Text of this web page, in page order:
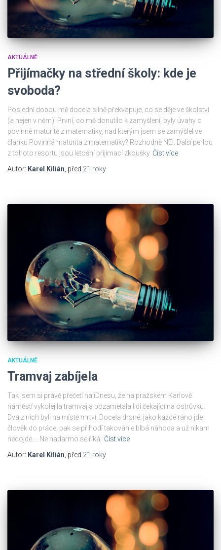
AKTUÁLNĚ
Přijímačky na střední školy: kde je
svoboda?
Poslední dobou mě docela silně překvapuje, co se děje ve školství
(a nejen v něm). První, co mě donutilo k zamyšlení, byly úvahy o
povinné maturitě z matematiky, nad kterým jsem se zamýšlel ve
článku Povinná maturita z matematiky? Rozhodně NE!. Další perlou
z tohoto resortu jsou letošní přijímací zkoušky Číst více
Autor: Karel Kilián , před 21 roky
AKTUÁLNĚ
Tramvaj zabíjela
Tak jsem si právě přečetl na iDnesu, že na pražském Karlově
náměstí vykolejila tramvaj a pozametala lidi čekající na ostrůvku.
Dva z nich byli na místě mrtví. Docela drsné: jako každé ráno jde
člověk do práce, pak se přihodí takováhle blbá náhoda a už nikam
nedojde…. Ne nadarmo se říká, Číst více
Autor: Karel Kilián, před 21 roky